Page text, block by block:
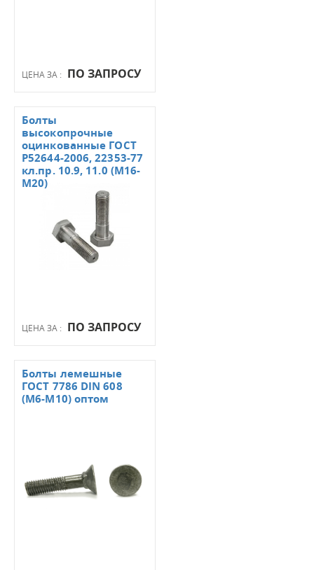
ЦЕНА ЗА : ПО ЗАПРОСУ
ЦЕНА ЗА : ПО ЗАПРОСУ
Болты
высокопрочные
оцинкованные ГОСТ
Р52644-2006, 22353-77
кл.пр. 10.9, 11.0 (М16-
М20)
Болты лемешные
ГОСТ 7786 DIN 608
(М6-М10) оптом